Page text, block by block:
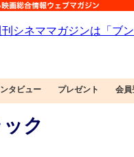
タビュー プレゼント 会員
ク